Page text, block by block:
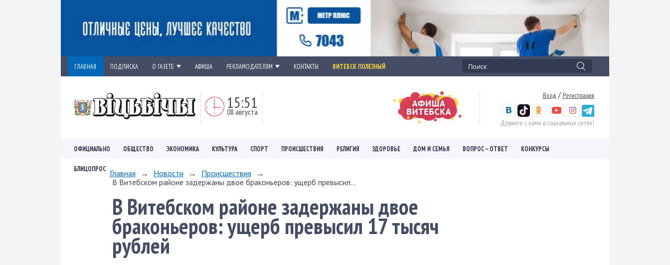
ГЛАВНАЯ ПОДПИСКА О ГАЗЕТЕ АФИША РЕКЛАМОДАТЕЛЯМ КОНТАКТЫ ВИТЕБСК ПОЛЕЗНЫЙ
15:51
08 августа
Вход / Регистрация
Дружите с нами в социальных сетях!
ОФИЦИАЛЬНО ОБЩЕСТВО ЭКОНОМИКА КУЛЬТУРА СПОРТ ПРОИСШЕСТВИЯ РЕЛИГИЯ ЗДОРОВЬЕ ДОМ И СЕМЬЯ ВОПРОС – ОТВЕТ КОНКУРСЫ
БЛИЦОПРОС Главная → Новости → Происшествия
→
В Витебском районе задержаны двое браконьеров: ущерб превысил...
В Витебском районе задержаны двое
браконьеров: ущерб превысил 17 тысяч
рублей